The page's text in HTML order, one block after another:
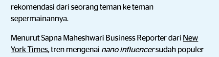
rekomendasi dari seorang teman ke teman
sepermainannya.
Menurut Sapna Maheshwari Business Reporter dari New
York Times, tren mengenai nano influencersudah populer